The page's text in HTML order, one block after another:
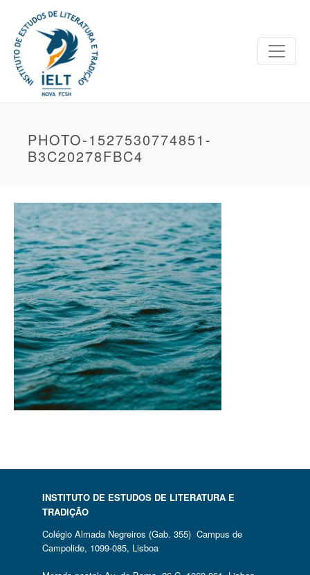
PHOTO-1527530774851-
B3C20278FBC4
INSTITUTO DE ESTUDOS DE LITERATURA E
TRADIÇÃO
Colégio Almada Negreiros (Gab. 355) Campus de
Campolide, 1099-085, Lisboa